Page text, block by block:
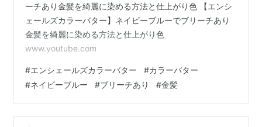
ーチあり金髪を綺麗に染める方法と仕上がり色 【エンシ
ェールズカラーバター】ネイビーブルーでブリーチあり
金髪を綺麗に染める方法と仕上がり色
www.youtube.com
#エンシェールズカラーバター #カラーバター
#ネイビーブルー #ブリーチあり #金髪